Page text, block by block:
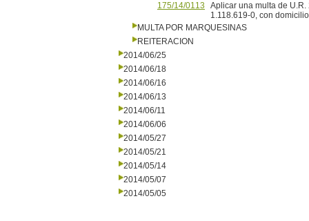
175/14/0113
Aplicar una multa de U.R.
1.118.619-0, con
MULTA POR MARQUESINAS
REITERACION
2014/06/25
2014/06/18
2014/06/16
2014/06/13
2014/06/11
2014/06/06
2014/05/27
2014/05/21
2014/05/14
2014/05/07
2014/05/05